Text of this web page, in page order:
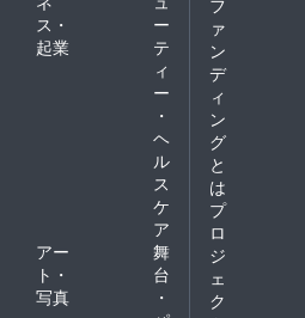
ス・
起業
ー
テ
ィ
ー
・
ヘ
ル
ス
ケ
ア
アー
ト・
写真
舞
台
・
フ
ァ
ン
デ
ィ
ン
グ
と
は
プ
ロ
ジ
ェ
ク